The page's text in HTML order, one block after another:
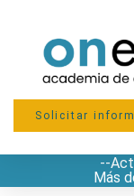
Solicitar
--
Más